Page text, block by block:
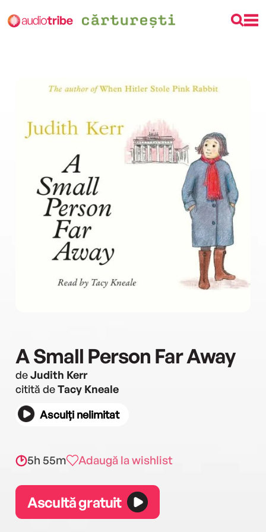
A Small Person Far Away
deJudith Kerr
citită deTacy Kneale
Asculți nelimitat
5h 55m Adaugă la wishlist
Ascultă gratuit